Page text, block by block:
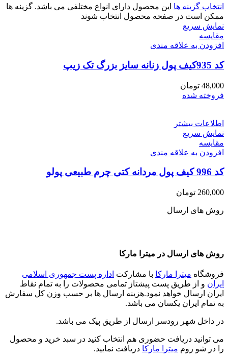
انتخاب گزینه ها این محصول دارای انواع مختلفی می باشد. گزینه ها
ممکن است در صفحه محصول انتخاب شوند
نمایش سریع
مقايسه
افزودن به علاقه مندی
کد 935کیف پول زنانه سایز بزرگ تک زیپ
48,000 تومان
فروخته شده
اطلاعات بیشتر
نمایش سریع
مقايسه
افزودن به علاقه مندی
کد 996 کیف پول مردانه کتی چرم طبیعی پولو
260,000 تومان
روش های ارسال
روش های ارسال در میترا مارکا
فروشگاه میترا مارکا با مشارکت اداره پست جمهوری اسلامی
ایران و از طریق پست پیشتاز تمامی محصولات را به تمام نقاط
ایران ارسال خواهد نمود.هزینه ارسال ها بر حسب وزن کل سفارش
به تمام ایران یکسان می باشد.
در داخل شهر رودسر ارسال از طریق پیک می باشد.
می توانید دریافت حضوری هم انتخاب کنید در سبد خرید و محصول
را در شو روم میترا مارکا دریافت نمایید.